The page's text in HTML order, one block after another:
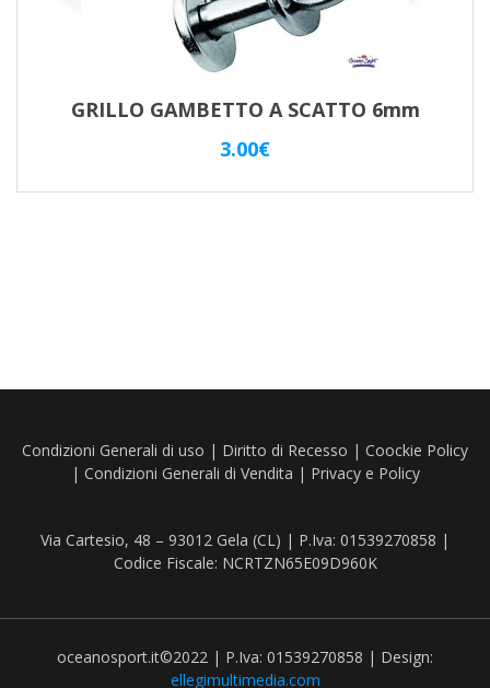
GRILLO GAMBETTO A SCATTO 6mm
3.00€
Condizioni Generali di uso | Diritto di Recesso | Coockie Policy
| Condizioni Generali di Vendita | Privacy e Policy
Via Cartesio, 48 – 93012 Gela (CL) | P.Iva: 01539270858 |
Codice Fiscale: NCRTZN65E09D960K
oceanosport.it©2022 | P.Iva: 01539270858 | Design:
ellegimultimedia.com